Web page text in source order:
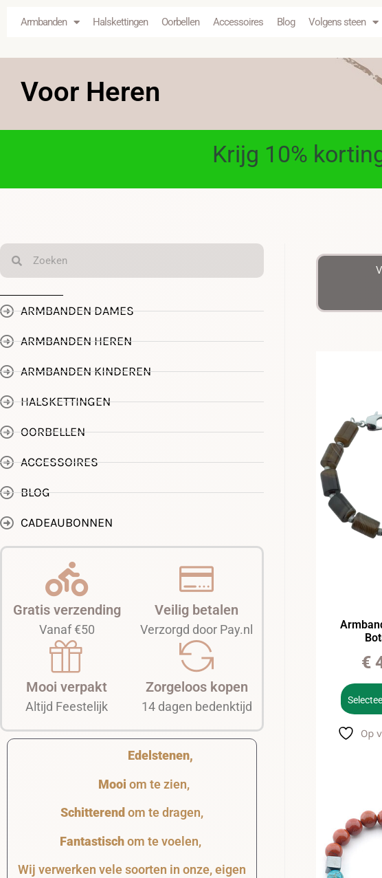
Armbanden Halskettingen Oorbellen Accessoires Blog Volgens steen
Voor Heren
Krijg 10%
ARMBANDEN DAMES
ARMBANDEN HEREN
ARMBANDEN KINDEREN
HALSKETTINGEN
OORBELLEN
ACCESSOIRES
BLOG
CADEAUBONNEN
Gratis verzending
Vanaf €50
Mooi verpakt
Altijd Feestelijk
Veilig betalen
Verzorgd door Pay.nl
Zorgeloos kopen
14 dagen bedenktijd
Edelstenen,
Mooi om te zien,
Schitterend om te dragen,
Fantastischom te voelen,
Wij verwerken vele soorten in onze, eigen
€
Op